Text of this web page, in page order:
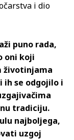
i dio
puno rada,
oni koji
životinjama
ih se odgojilo i
tradiciju.
najboljega,
uzgoj